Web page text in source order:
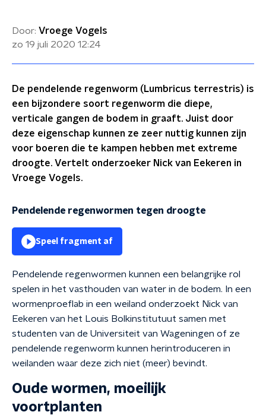
Door: Vroege Vogels
zo 19 juli 2020 12:24
De pendelende regenworm (Lumbricus terrestris) is
een bijzondere soort regenworm die diepe,
verticale gangen de bodem in graaft. Juist door
deze eigenschap kunnen ze zeer nuttig kunnen zijn
voor boeren die te kampen hebben met extreme
droogte. Vertelt onderzoeker Nick van Eekeren in
Vroege Vogels.
Pendelende regenwormen tegen droogte
Speel fragment af
Pendelende regenwormen kunnen een belangrijke rol
spelen in het vasthouden van water in de bodem. In een
wormenproeflab in een weiland onderzoekt Nick van
Eekeren van het Louis Bolkinstitutuut samen met
studenten van de Universiteit van Wageningen of ze
pendelende regenworm kunnen herintroduceren in
weilanden waar deze zich niet (meer) bevindt.
Oude wormen, moeilijk
voortplanten